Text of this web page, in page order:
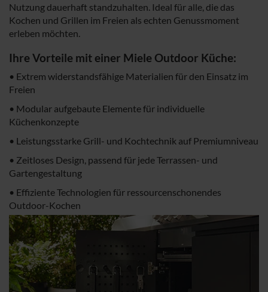
Nutzung dauerhaft standzuhalten. Ideal für alle, die das
Kochen und Grillen im Freien als echten Genussmoment
erleben möchten.
Ihre Vorteile mit einer Miele Outdoor Küche:
• Extrem widerstandsfähige Materialien für den Einsatz im
Freien
• Modular aufgebaute Elemente für individuelle
Küchenkonzepte
• Leistungsstarke Grill- und Kochtechnik auf Premiumniveau
• Zeitloses Design, passend für jede Terrassen- und
Gartengestaltung
• Effiziente Technologien für ressourcenschonendes
Outdoor-Kochen